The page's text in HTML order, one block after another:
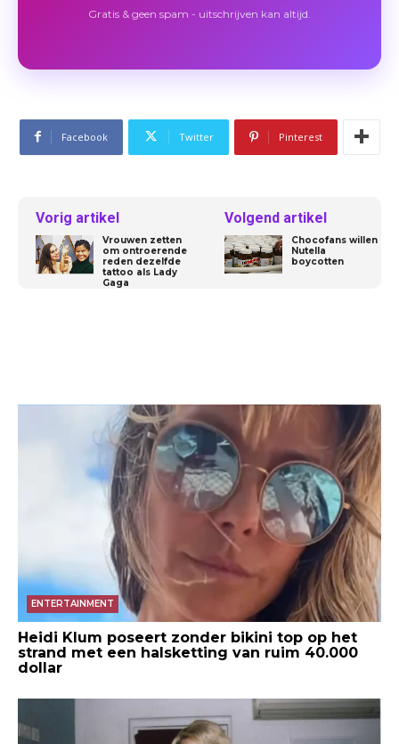
Gratis & geen spam - uitschrijven kan altijd.
Facebook Twitter Pinterest
Vorig artikel
Vrouwen zetten
om ontroerende
reden dezelfde
tattoo als Lady
Gaga
Volgend artikel
Chocofans willen
Nutella
boycotten
ENTERTAINMENT
Heidi Klum poseert zonder bikini top op het
strand met een halsketting van ruim 40.000
dollar